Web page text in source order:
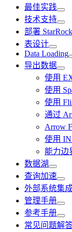
最佳实践
技术支持
部署
表设计
Data Loading
导出数据
使用
使用
使用
通过
Arrow
使用
能力边
数据湖
查询加速
外部系统集
管理手册
参考手册
常见问题解